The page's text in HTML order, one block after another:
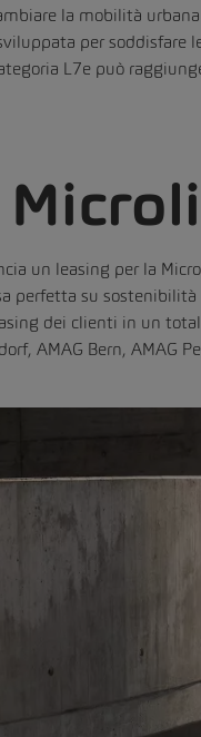
la mobilità
per soddisfare
L7e può
un leasing per la
perfetta su
dei clienti in un
AMAG Bern, AMAG